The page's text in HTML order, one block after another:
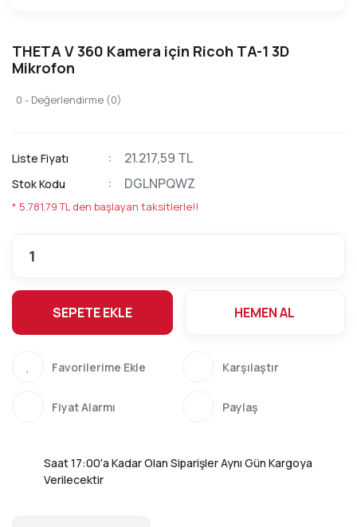
THETA V 360 Kamera için Ricoh TA-1 3D
Mikrofon
0 - Değerlendirme (0)
Liste Fiyatı 21.217,59 TL
Stok Kodu DGLNPQWZ
* 5.781,79 TL den başlayan taksitlerle!!
SEPETE EKLE HEMEN AL
Karşılaştır
Fiyat Alarmı Paylaş
Saat 17:00'a Kadar Olan Siparişler Aynı Gün Kargoya
Verilecektir